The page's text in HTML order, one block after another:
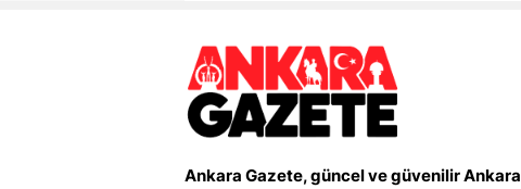
Ankara Gazete, güncel ve güvenilir Ankara